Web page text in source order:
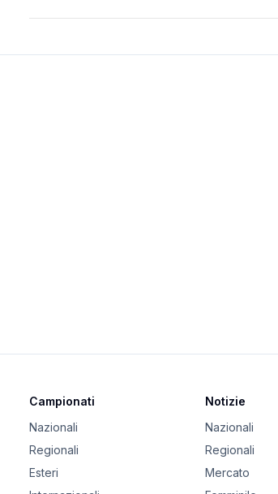
Campionati
Nazionali
Regionali
Esteri
Notizie
Nazionali
Regionali
Mercato